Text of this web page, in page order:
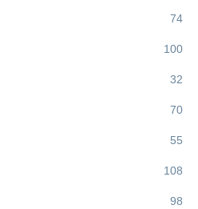
74
100
32
70
55
108
98